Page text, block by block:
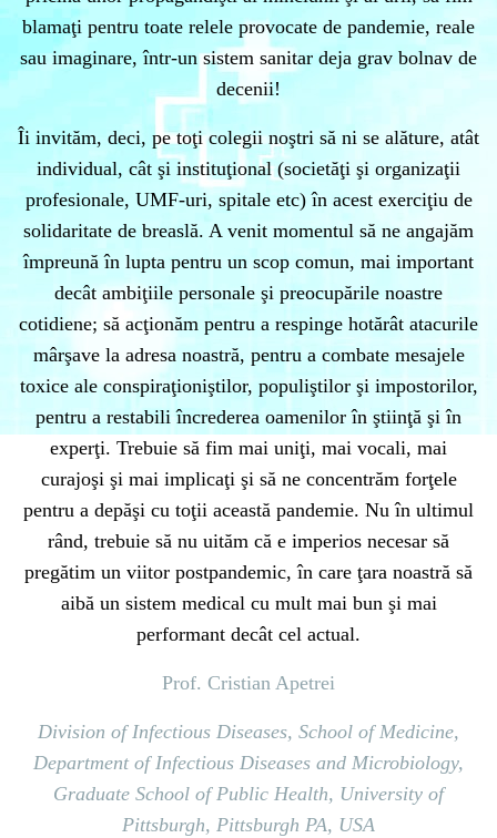
blamaţi pentru toate relele provocate de pandemie, reale
sau imaginare, într-un sistem sanitar deja grav bolnav de
decenii!
Îi invităm, deci, pe toţi colegii noştri să ni se alăture, atât
individual, cât şi instituţional (societăţi şi organizaţii
profesionale, UMF-uri, spitale etc) în acest exerciţiu de
solidaritate de breaslă. A venit momentul să ne angajăm
împreună în lupta pentru un scop comun, mai important
decât ambiţiile personale şi preocupările noastre
cotidiene; să acţionăm pentru a respinge hotărât atacurile
mârşave la adresa noastră, pentru a combate mesajele
toxice ale conspiraţioniştilor, populiştilor şi impostorilor,
pentru a restabili încrederea oamenilor în ştiinţă şi în
experţi. Trebuie să fim mai uniţi, mai vocali, mai
curajoşi şi mai implicaţi şi să ne concentrăm forţele
pentru a depăşi cu toţii această pandemie. Nu în ultimul
rând, trebuie să nu uităm că e imperios necesar să
pregătim un viitor postpandemic, în care ţara noastră să
aibă un sistem medical cu mult mai bun şi mai
performant decât cel actual.
Prof. Cristian Apetrei
Division of Infectious Diseases, School of Medicine,
Department of Infectious Diseases and Microbiology,
Graduate School of Public Health, University of
Pittsburgh, Pittsburgh PA, USA